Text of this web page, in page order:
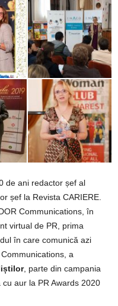
de ani redactor șef al
șef la Revista CARIERE.
Communications, în
virtual de PR, prima
în care comunică azi
a
, parte din campania
aur la PR Awards 2020